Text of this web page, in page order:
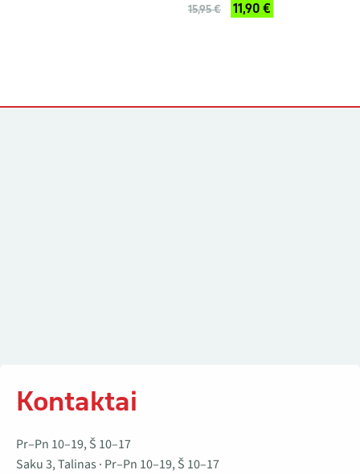
15,95 € 11,90 €
Kontaktai
Pr–Pn 10–19, Š 10–17
Saku 3, Talinas · Pr–Pn 10–19, Š 10–17